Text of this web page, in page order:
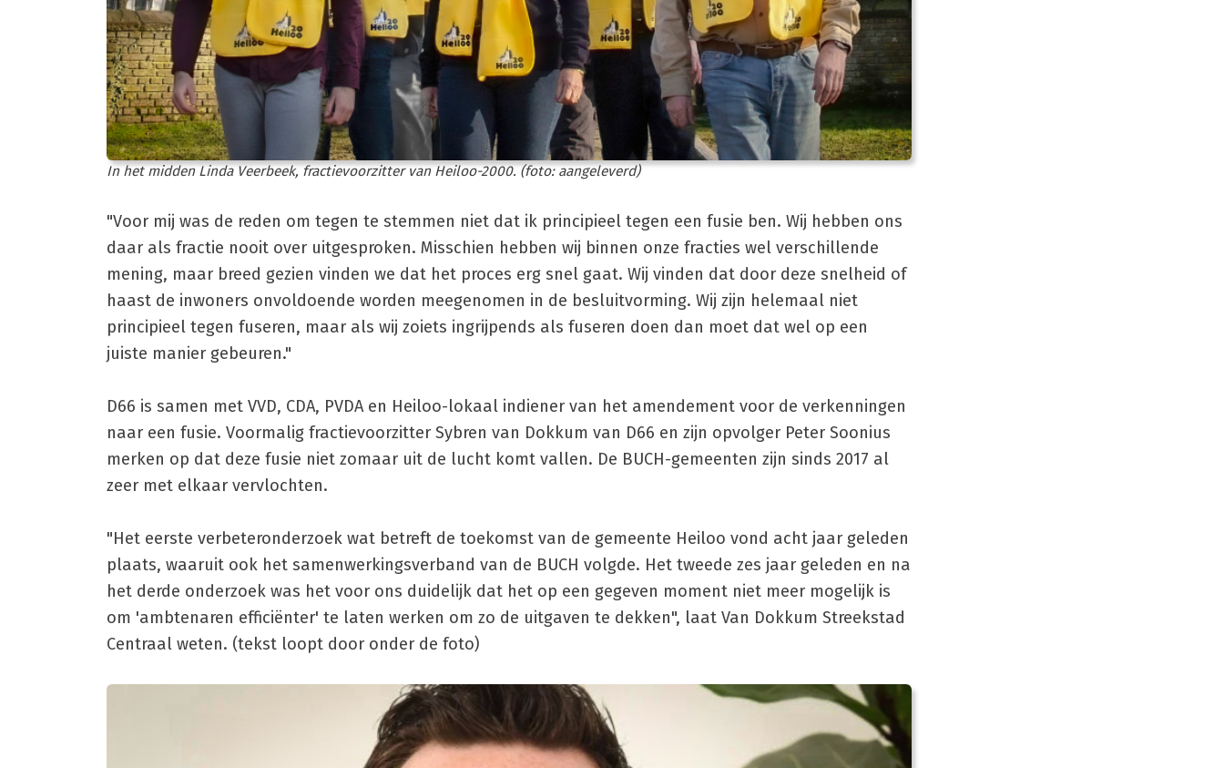
In het midden Linda Veerbeek, fractievoorzitter van Heiloo-2000. (foto: aangeleverd)
"Voor mij was de reden om tegen te stemmen niet dat ik principieel tegen een fusie ben. Wij hebben ons
daar als fractie nooit over uitgesproken. Misschien hebben wij binnen onze fracties wel verschillende
mening, maar breed gezien vinden we dat het proces erg snel gaat. Wij vinden dat door deze snelheid of
haast de inwoners onvoldoende worden meegenomen in de besluitvorming. Wij zijn helemaal niet
principieel tegen fuseren, maar als wij zoiets ingrijpends als fuseren doen dan moet dat wel op een
juiste manier gebeuren."
D66 is samen met VVD, CDA, PVDA en Heiloo-lokaal indiener van het amendement voor de verkenningen
naar een fusie. Voormalig fractievoorzitter Sybren van Dokkum van D66 en zijn opvolger Peter Soonius
merken op dat deze fusie niet zomaar uit de lucht komt vallen. De BUCH-gemeenten zijn sinds 2017 al
zeer met elkaar vervlochten.
"Het eerste verbeteronderzoek wat betreft de toekomst van de gemeente Heiloo vond acht jaar geleden
plaats, waaruit ook het samenwerkingsverband van de BUCH volgde. Het tweede zes jaar geleden en na
het derde onderzoek was het voor ons duidelijk dat het op een gegeven moment niet meer mogelijk is
om 'ambtenaren efficiënter' te laten werken om zo de uitgaven te dekken", laat Van Dokkum Streekstad
Centraal weten. (tekst loopt door onder de foto)